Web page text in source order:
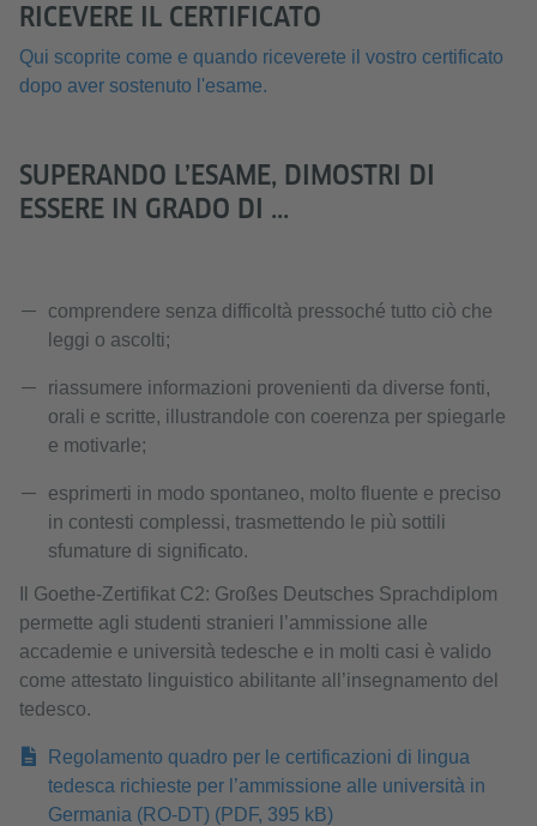
RICEVERE IL CERTIFICATO
Qui scoprite come e quando riceverete il vostro certificato
dopo aver sostenuto l'esame.
SUPERANDO L’ESAME, DIMOSTRI DI
ESSERE IN GRADO DI ...
comprendere senza difficoltà pressoché tutto ciò che
leggi o ascolti;
riassumere informazioni provenienti da diverse fonti,
orali e scritte, illustrandole con coerenza per spiegarle
e motivarle;
esprimerti in modo spontaneo, molto fluente e preciso
in contesti complessi, trasmettendo le più sottili
sfumature di significato.
Il Goethe-Zertifikat C2: Großes Deutsches Sprachdiplom
permette agli studenti stranieri l’ammissione alle
accademie e università tedesche e in molti casi è valido
come attestato linguistico abilitante all’insegnamento del
tedesco.
Regolamento quadro per le certificazioni di lingua
tedesca richieste per l’ammissione alle università in
Germania (RO-DT) (PDF, 395 kB)